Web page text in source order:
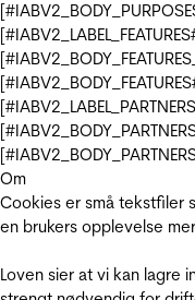
Om
Cookies er små tekstfiler
en brukers opplevelse
Loven sier at vi kan lagre